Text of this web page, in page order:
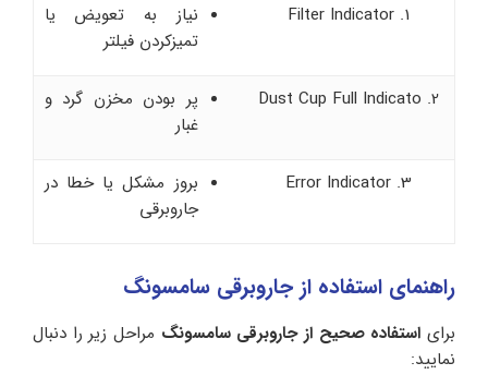
1. Filter Indicator
نیاز به تعویض یا
تمیزکردن فیلتر
2. Dust Cup Full Indicato
پر بودن مخزن گرد و
غبار
3. Error Indicator
بروز مشکل یا خطا در
جاروبرقی
راهنمای استفاده از جاروبرقی سامسونگ
برای استفاده صحیح از جاروبرقی سامسونگ مراحل زیر را دنبال
نمایید: